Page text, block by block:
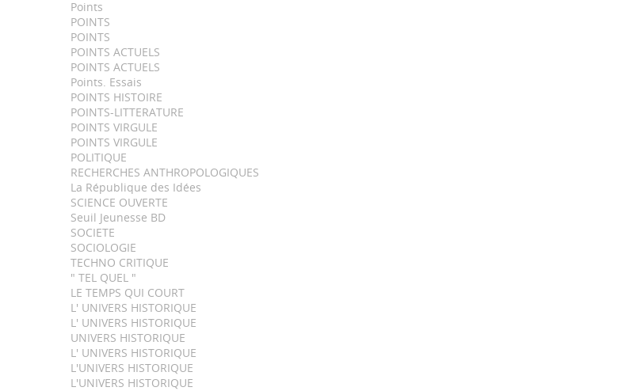
Points
POINTS
POINTS
POINTS ACTUELS
POINTS ACTUELS
Points. Essais
POINTS HISTOIRE
POINTS-LITTERATURE
POINTS VIRGULE
POINTS VIRGULE
POLITIQUE
RECHERCHES ANTHROPOLOGIQUES
La République des Idées
SCIENCE OUVERTE
Seuil Jeunesse BD
SOCIETE
SOCIOLOGIE
TECHNO CRITIQUE
" TEL QUEL "
LE TEMPS QUI COURT
L' UNIVERS HISTORIQUE
L' UNIVERS HISTORIQUE
UNIVERS HISTORIQUE
L' UNIVERS HISTORIQUE
L'UNIVERS HISTORIQUE
L'UNIVERS HISTORIQUE